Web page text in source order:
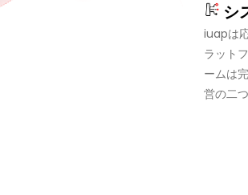
シ
iuapは
ラット
ームは
営の二